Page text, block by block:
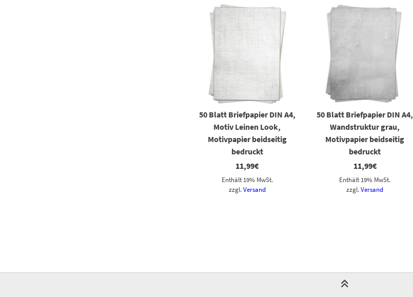
50 Blatt Briefpapier DIN A4,
Motiv Leinen Look,
Motivpapier beidseitig
bedruckt
11,99€
Enthält 19% MwSt.
zzgl.Versand
50 Blatt Briefpapier DIN A4,
Wandstruktur grau,
Motivpapier beidseitig
bedruckt
11,99€
Enthält 19% MwSt.
zzgl.Versand